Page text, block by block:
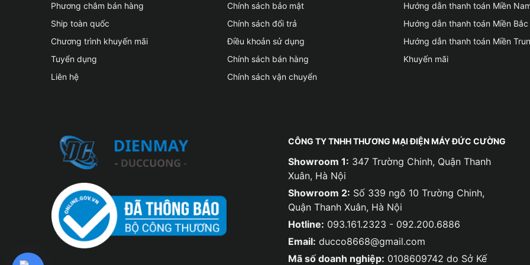
Phương châm bán hàng
Ship toàn quốc
Chương trình khuyến mãi
Tuyển dụng
Liên hệ
Chính sách bảo mật
Chính sách đổi trả
Điều khoản sử dụng
Chính sách bán hàng
Chính sách vận chuyển
Hướng dẫn thanh toán Miền
Hướng dẫn thanh toán Miền Bắc
Hướng dẫn thanh toán Miền
Khuyến mãi
CÔNG TY TNHH THƯƠNG MẠI ĐIỆN MÁY ĐỨC CƯỜNG
Showroom 1: 347 Trường Chinh, Quận Thanh
Xuân, Hà Nội
Showroom 2: Số 339 ngõ 10 Trường Chinh,
Quận Thanh Xuân, Hà Nội
Hotline: 093.161.2323 - 092.200.6886
Email: ducco8668@gmail.com
Mã số doanh nghiệp: 0108609742 do Sở Kế